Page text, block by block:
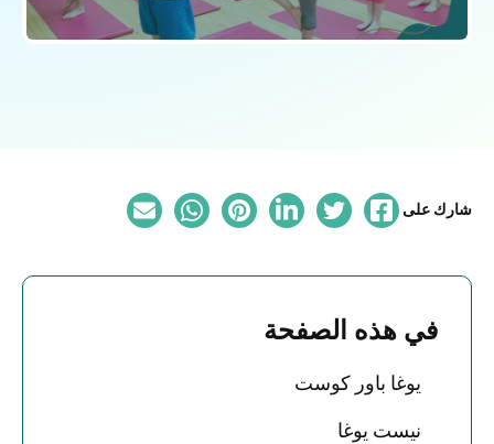
شارك على
في هذه الصفحة
يوغا باور كوست
نيست يوغا